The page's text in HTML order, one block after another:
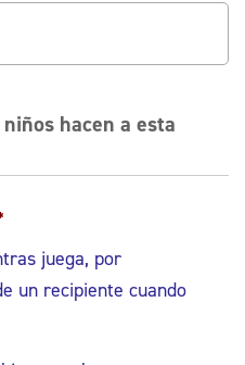
hacen a esta
juega, por
un recipiente cuando